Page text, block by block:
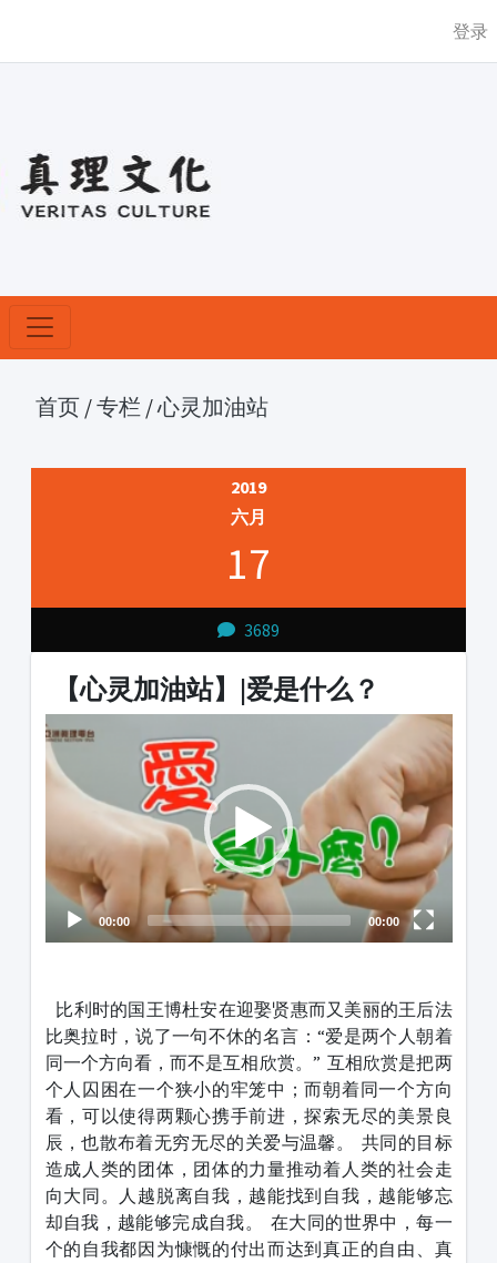
登录
首页 /专栏 /心灵加油站
2019
六月
17
3689
【心灵加油站】|爱是什么？
Video
Player
00:00 00:00
比利时的国王博杜安在迎娶贤惠而又美丽的王后法
比奥拉时，说了一句不休的名言：“爱是两个人朝着
同一个方向看，而不是互相欣赏。” 互相欣赏是把两
个人囚困在一个狭小的牢笼中；而朝着同一个方向
看，可以使得两颗心携手前进，探索无尽的美景良
辰，也散布着无穷无尽的关爱与温馨。
共同的目标
造成人类的团体，团体的力量推动着人类的社会走
向大同。人越脱离自我，越能找到自我，越能够忘
却自我，越能够完成自我。
在大同的世界中，每一
个的自我都因为慷慨的付出而达到真正的自由、真